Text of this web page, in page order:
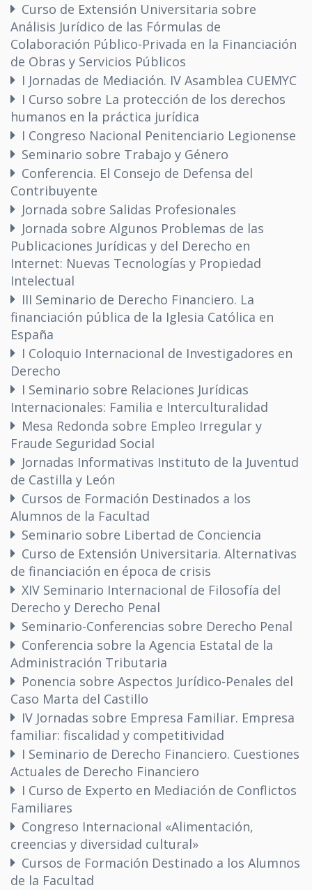
Curso de Extensión Universitaria sobre
Análisis Jurídico de las Fórmulas de
Colaboración Público-Privada en la Financiación
de Obras y Servicios Públicos
I Jornadas de Mediación. IV Asamblea CUEMYC
I Curso sobre La protección de los derechos
humanos en la práctica jurídica
I Congreso Nacional Penitenciario Legionense
Seminario sobre Trabajo y Género
Conferencia. El Consejo de Defensa del
Contribuyente
Jornada sobre Salidas Profesionales
Jornada sobre Algunos Problemas de las
Publicaciones Jurídicas y del Derecho en
Internet: Nuevas Tecnologías y Propiedad
Intelectual
III Seminario de Derecho Financiero. La
financiación pública de la Iglesia Católica en
España
I Coloquio Internacional de Investigadores en
Derecho
I Seminario sobre Relaciones Jurídicas
Internacionales: Familia e Interculturalidad
Mesa Redonda sobre Empleo Irregular y
Fraude Seguridad Social
Jornadas Informativas Instituto de la Juventud
de Castilla y León
Cursos de Formación Destinados a los
Alumnos de la Facultad
Seminario sobre Libertad de Conciencia
Curso de Extensión Universitaria. Alternativas
de financiación en época de crisis
XIV Seminario Internacional de Filosofía del
Derecho y Derecho Penal
Seminario-Conferencias sobre Derecho Penal
Conferencia sobre la Agencia Estatal de la
Administración Tributaria
Ponencia sobre Aspectos Jurídico-Penales del
Caso Marta del Castillo
IV Jornadas sobre Empresa Familiar. Empresa
familiar: fiscalidad y competitividad
I Seminario de Derecho Financiero. Cuestiones
Actuales de Derecho Financiero
I Curso de Experto en Mediación de Conflictos
Familiares
Congreso Internacional «Alimentación,
creencias y diversidad cultural»
Cursos de Formación Destinado a los Alumnos
de la Facultad